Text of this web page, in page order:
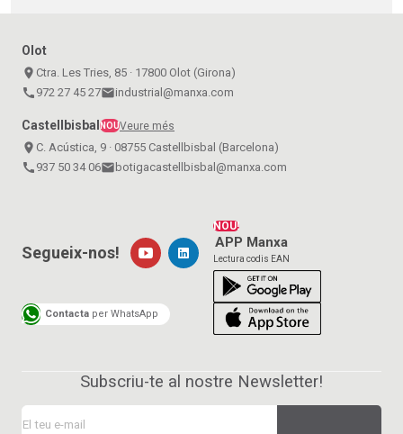
Olot
place Ctra. Les Tries, 85 · 17800 Olot (Girona)
call 972 27 45 27emailindustrial@manxa.com
Castellbisbal NOUVeure més
place C. Acústica, 9 · 08755 Castellbisbal (Barcelona)
call 937 50 34 06email botigacastellbisbal@manxa.com
NOU!
APP Manxa
Lectura codis EAN
Segueix-nos!
Contacta per WhatsApp
Subscriu-te al nostre Newsletter!